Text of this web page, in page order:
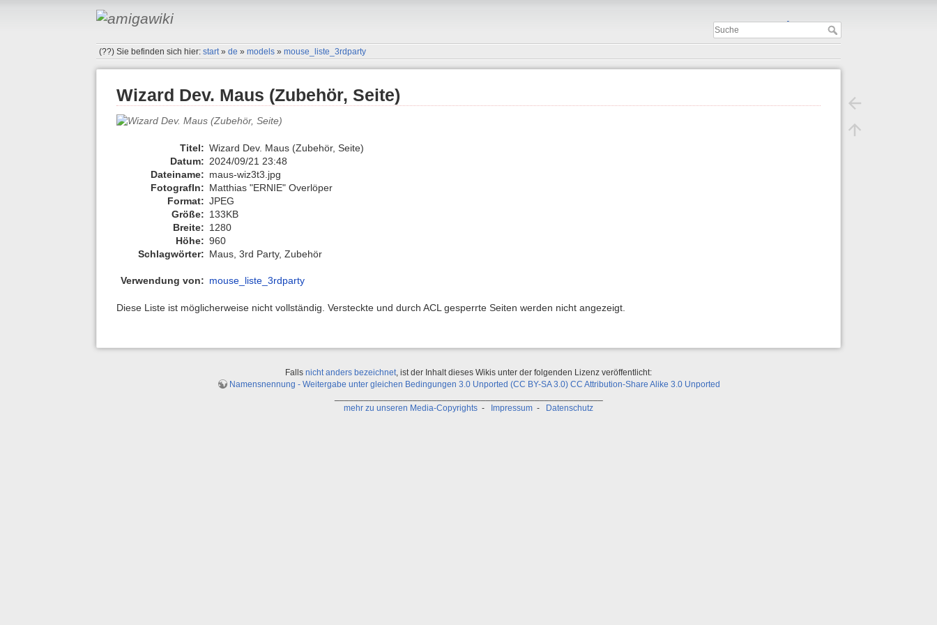
Important
(??)Sie befinden sich hier:start »de »models »mouse_liste_3rdparty
Wizard Dev. Maus (Zubehör, Seite)
Titel: Wizard Dev. Maus (Zubehör, Seite)
Datum: 2024/09/21 23:48
Dateiname: maus-wiz3t3.jpg
FotografIn: Matthias "ERNIE" Overlöper
Format: JPEG
Größe: 133KB
Breite: 1280
Höhe: 960
Schlagwörter: Maus, 3rd Party, Zubehör
Verwendung von: mouse_liste_3rdparty
Diese Liste ist möglicherweise nicht vollständig. Versteckte und durch ACL gesperrte Seiten werden nicht angezeigt.
Falls nicht anders bezeichnet, ist der Inhalt dieses Wikis unter der folgenden Lizenz veröffentlicht:
Namensnennung - Weitergabe unter gleichen Bedingungen 3.0 Unported (CC BY-SA 3.0) CC Attribution-Share Alike 3.0 Unported
mehr zu unseren Media-Copyrights - Impressum - Datenschutz